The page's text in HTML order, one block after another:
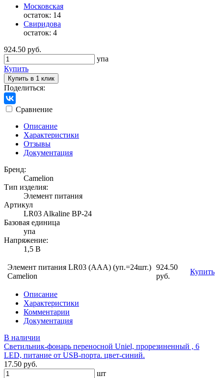
Московская
остаток: 14
Свиридова
остаток: 4
924.50 руб.
упа
Купить
Купить в 1 клик
Поделиться:
Сравнение
Описание
Характеристики
Отзывы
Документация
Бренд:
Camelion
Тип изделия:
Элемент питания
Артикул
LR03 Alkaline BP-24
Базовая единица
упа
Напряжение:
1,5 В
Элемент питания LR03 (ААА) (уп.=24шт.)
Camelion
924.50
руб.
Купить
Описание
Характеристики
Комментарии
Документация
В наличии
Светильник-фонарь переносной Uniel, прорезиненный , 6
LED, питание от USB-порта. цвет-синий.
17.50 руб.
шт